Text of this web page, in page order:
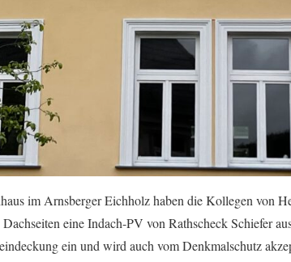
im Arnsberger Eichholz haben die Kollegen von
eine Indach-PV von Rathscheck Schiefer
ein und wird auch vom Denkmalschutz